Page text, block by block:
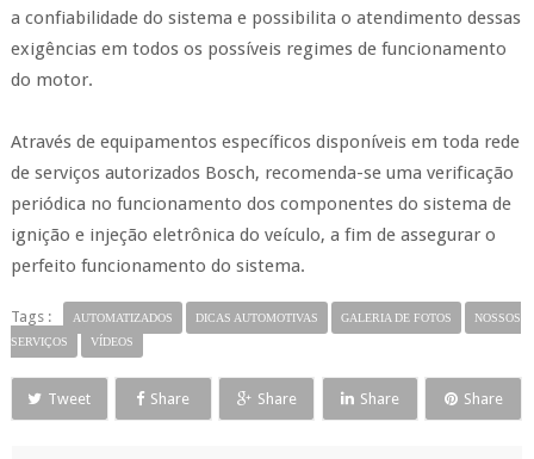
a confiabilidade do sistema e possibilita o atendimento dessas
exigências em todos os possíveis regimes de funcionamento
do motor.
Através de equipamentos específicos disponíveis em toda rede
de serviços autorizados Bosch, recomenda-se uma verificação
periódica no funcionamento dos componentes do sistema de
ignição e injeção eletrônica do veículo, a fim de assegurar o
perfeito funcionamento do sistema.
Tags : AUTOMATIZADOS DICAS AUTOMOTIVAS GALERIA DE FOTOS
NOSSOS
SERVIÇOS
VÍDEOS
Tweet Share Share Share Share